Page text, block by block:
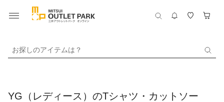
お探しのアイテムは？
YG（レディース）のTシャツ・カットソー